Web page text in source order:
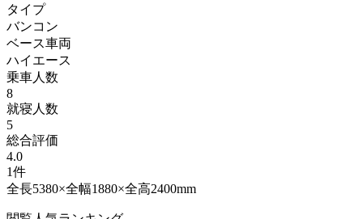
タイプ
バンコン
ベース車両
ハイエース
乗車人数
8
就寝人数
5
総合評価
4.0
1件
全長5380×全幅1880×全高2400mm